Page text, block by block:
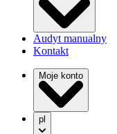
Audyt manualny
Kontakt
Moje konto
pl